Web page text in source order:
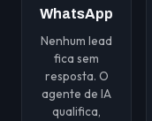
WhatsApp
Nenhum lead
fica sem
resposta. O
agente de IA
qualifica,